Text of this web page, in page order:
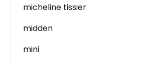
micheline tissier
midden
mini